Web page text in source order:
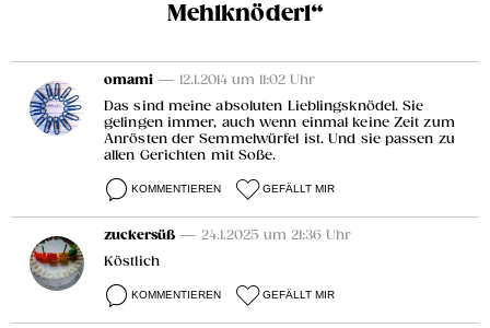
Mehlknöderl“
omami — 12.1.2014 um 11:02 Uhr
Das sind meine absoluten Lieblingsknödel. Sie
gelingen immer, auch wenn einmal keine Zeit zum
Anrösten der Semmelwürfel ist. Und sie passen zu
allen Gerichten mit Soße.
KOMMENTIEREN GEFÄLLT MIR
zuckersüß — 24.1.2025 um 21:36 Uhr
Köstlich
KOMMENTIEREN GEFÄLLT MIR